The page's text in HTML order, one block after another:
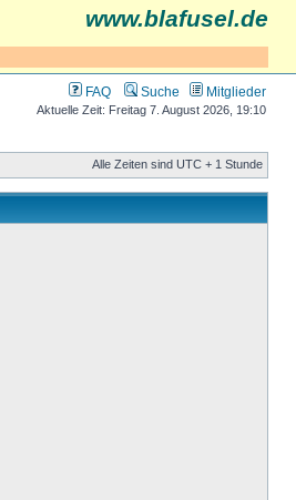
www.blafusel.de
FAQ Suche Mitglieder
Aktuelle Zeit: Freitag 7. August 2026, 19:10
Alle Zeiten sind UTC + 1 Stunde